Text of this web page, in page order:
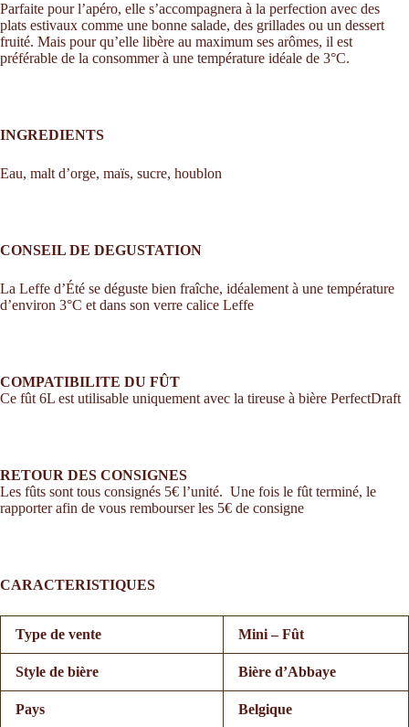
Parfaite pour l’apéro, elle s’accompagnera à la perfection avec des
plats estivaux comme une bonne salade, des grillades ou un dessert
fruité. Mais pour qu’elle libère au maximum ses arômes, il est
préférable de la consommer à une température idéale de 3°C.
INGREDIENTS
Eau, malt d’orge, maïs, sucre, houblon
CONSEIL DE DEGUSTATION
La Leffe d’Été se déguste bien fraîche, idéalement à une température
d’environ 3°C et dans son verre calice Leffe
COMPATIBILITE DU FÛT
Ce fût 6L est utilisable uniquement avec la tireuse à bière PerfectDraft
RETOUR DES CONSIGNES
Les fûts sont tous consignés 5€ l’unité. Une fois le fût terminé, le
rapporter afin de vous rembourser les 5€ de consigne
CARACTERISTIQUES
Type de vente Mini – Fût
Style de bière Bière d’Abbaye
Pays Belgique